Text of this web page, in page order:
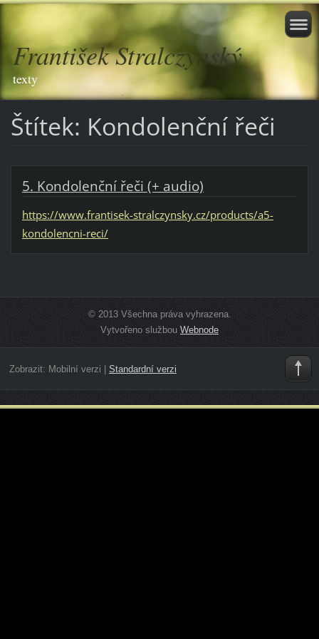
František Stralczynský
texty
Štítek: Kondolenční řeči
5. Kondolenční řeči (+ audio)
https://www.frantisek-stralczynsky.cz/products/a5-
kondolencni-reci/
© 2013 Všechna práva vyhrazena.
Vytvořeno službou Webnode
Zobrazit: Mobilní verzi Standardní verzi